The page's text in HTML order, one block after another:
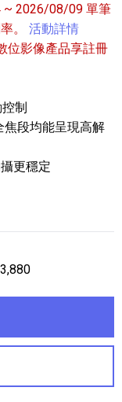
~ 2026/08/09 單筆
。
活動詳情
影像產品享註冊
制
焦段均能呈現高解
更穩定